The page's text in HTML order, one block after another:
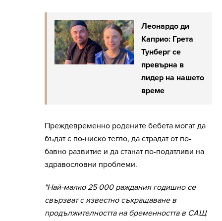
Леонардо ди
Каприо: Грета
Тунберг се
превърна в
лидер на нашето
време
Преждевременно родените бебета могат да
бъдат с по-ниско тегло, да страдат от по-
бавно развитие и да станат по-податливи на
здравословни проблеми.
"Най-малко 25 000 раждания годишно се
свързват с известно съкращаване в
продължителността на бременността в САЩ